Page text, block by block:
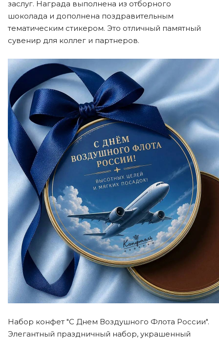
заслуг. Награда выполнена из отборного
шоколада и дополнена поздравительным
тематическим стикером. Это отличный памятный
сувенир для коллег и партнеров.
Набор конфет "С Днем Воздушного Флота России".
Элегантный праздничный набор, украшенный